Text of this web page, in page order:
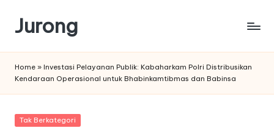
content
Jurong
Home » Investasi Pelayanan Publik: Kabaharkam Polri Distribusikan
Kendaraan Operasional untuk Bhabinkamtibmas dan Babinsa
Posted
Tak Berkategori